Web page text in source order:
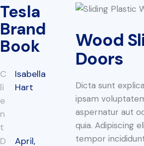
Tesla
Brand
Book
C
li
e
n
t
Isabella
Hart
D
April,
Wood
Doors
Dicta sunt
ipsam
aspernatur aut
quia. Adipiscing
tempor